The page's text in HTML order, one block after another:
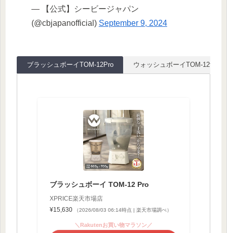
— 【公式】シービージャパン
(@cbjapanofficial) September 9, 2024
ブラッシュボーイTOM-12Pro ウォッシュボーイTOM-12f
ブラッシュボーイ TOM-12 Pro
XPRICE楽天市場店
¥15,630
（2026/08/03 06:14時点 | 楽天市場調べ）
＼Rakutenお買い物マラソン／